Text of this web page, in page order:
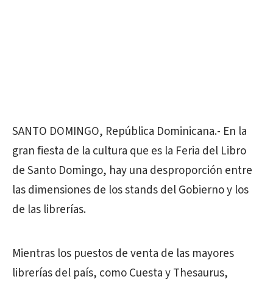
SANTO DOMINGO, República Dominicana.- En la
gran fiesta de la cultura que es la Feria del Libro
de Santo Domingo, hay una desproporción entre
las dimensiones de los stands del Gobierno y los
de las librerías.
Mientras los puestos de venta de las mayores
librerías del país, como Cuesta y Thesaurus,